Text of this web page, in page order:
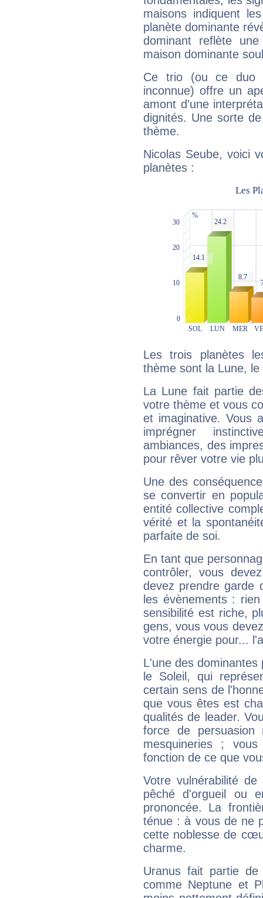
maisons indiquent
planète dominante
dominant reflète
maison dominante
Ce trio (ou ce duo
inconnue) offre un
amont d'une
dignités. Une sorte
thème.
Nicolas Seube, voici
planètes :
Les trois planètes
thème sont la Lune,
La Lune fait partie
votre thème et vous
et imaginative. Vous
imprégner
ambiances, des
pour rêver votre vie
Une des
se convertir en
entité collective
vérité et la
parfaite de soi.
En tant que
contrôler, vous
devez prendre garde
les évènements :
sensibilité est riche,
gens, vous vous
votre énergie pour...
L'une des
le Soleil, qui
certain sens de
que vous êtes est
qualités de leader.
force de
mesquineries ;
fonction de ce que
Votre vulnérabilité
pêché d'orgueil ou
prononcée. La
ténue : à vous de ne
cette noblesse de
charme.
Uranus fait partie
comme Neptune et